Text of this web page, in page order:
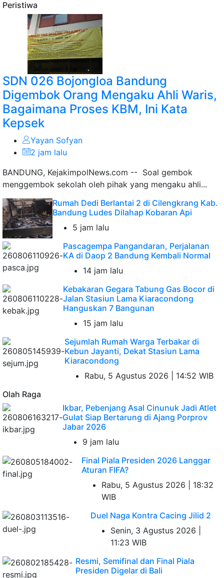
Peristiwa
SDN 026 Bojongloa Bandung
Digembok Orang Mengaku Ahli Waris,
Bagaimana Proses KBM, Ini Kata
Kepsek
Yayan Sofyan
2 jam lalu
BANDUNG, KejakimpolNews.com -- Soal gembok
menggembok sekolah oleh pihak yang mengaku ahli...
Rumah Dedi Berlantai 2 di Cilengkrang Kab.
Bandung Ludes Dilahap Kobaran Api
5 jam lalu
Pascagempa Pangandaran, Perjalanan
KA di Daop 2 Bandung Kembali Normal
14 jam lalu
Kebakaran Gegara Tabung Gas Bocor di
Jalan Stasiun Lama Kiaracondong
Hanguskan 7 Bangunan
15 jam lalu
Sejumlah Rumah Warga Terbakar di
Kebun Jayanti, Dekat Stasiun Lama
Kiaracondong
Rabu, 5 Agustus 2026 | 14:52 WIB
Olah Raga
Ikbar, Pebenjang Asal Cinunuk Jadi Atlet
Gulat Siap Bertarung di Ajang Porprov
Jabar 2026
9 jam lalu
Final Piala Presiden 2026 Langgar
Aturan FIFA?
Rabu, 5 Agustus 2026 | 18:32
WIB
Duel Naga Kontra Cacing Jilid 2
Senin, 3 Agustus 2026 |
11:23 WIB
Resmi, Semifinal dan Final Piala
Presiden Digelar di Bali